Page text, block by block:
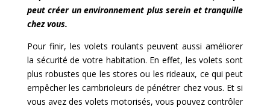
peut créer un environnement plus serein et tranquille
chez vous.
Pour finir, les volets roulants peuvent aussi améliorer
la sécurité de votre habitation. En effet, les volets sont
plus robustes que les stores ou les rideaux, ce qui peut
empêcher les cambrioleurs de pénétrer chez vous. Et si
vous avez des volets motorisés, vous pouvez contrôler